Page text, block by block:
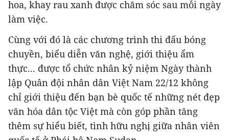
hoa, khay rau xanh được chăm sóc sau mỗi ngày
làm việc.
Cùng với đó là các chương trình thi đấu bóng
chuyền, biểu diễn văn nghệ, giới thiệu ẩm
thực... được tổ chức nhân kỷ niệm Ngày thành
lập Quân đội nhân dân Việt Nam 22/12 không
chỉ giới thiệu đến bạn bè quốc tế những nét đẹp
văn hóa dân tộc Việt mà còn góp phần tăng
thêm sự hiểu biết, tình hữu nghị giữa nhân viên